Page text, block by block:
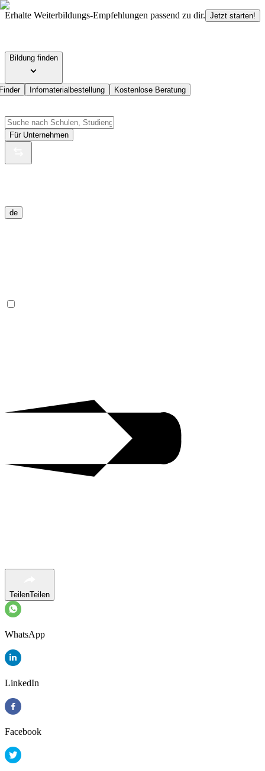
Erhalte Weiterbildungs-Empfehlungen passend zu dir. Jetzt starten!
Bildung finden
Infomaterialbestellung Kostenlose Beratung
Für Unternehmen
de
TeilenTeilen
WhatsApp
LinkedIn
Facebook